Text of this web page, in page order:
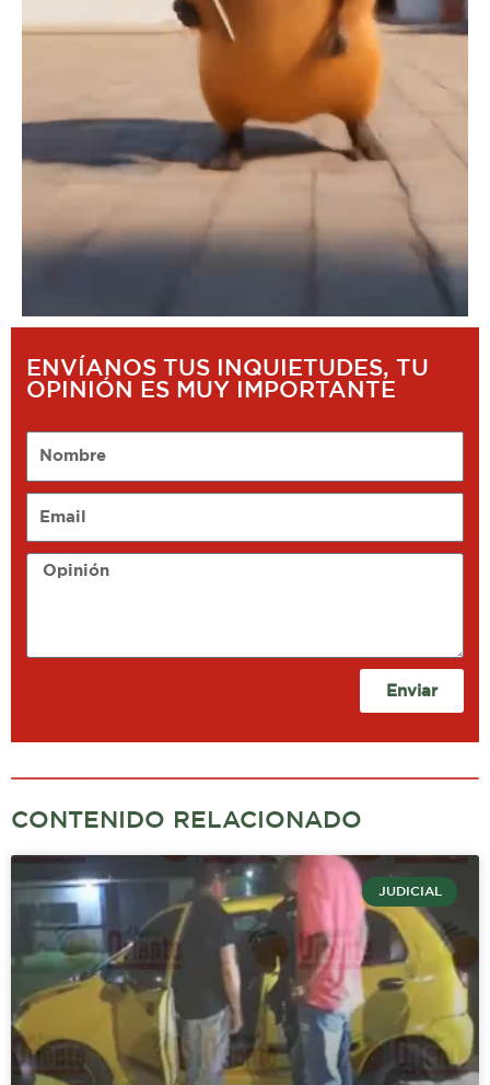
ENVÍANOS TUS INQUIETUDES, TU
OPINIÓN ES MUY IMPORTANTE
Opinión
Enviar
CONTENIDO RELACIONADO
JUDICIAL